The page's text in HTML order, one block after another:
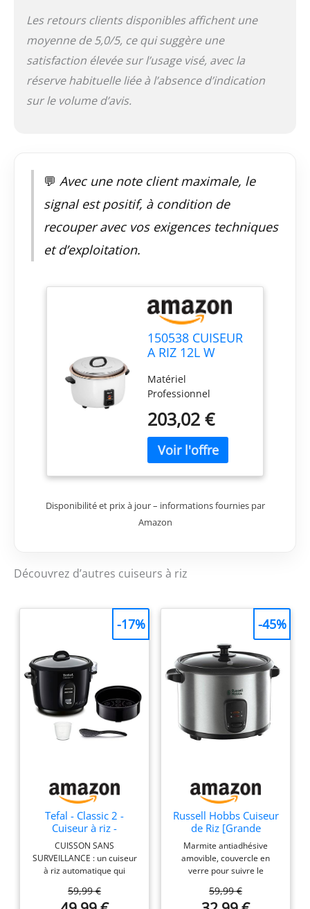
Les retours clients disponibles affichent une
moyenne de 5,0/5, ce qui suggère une
satisfaction élevée sur l’usage visé, avec la
réserve habituelle liée à l’absence d’indication
sur le volume d’avis.
💬 Avec une note client maximale, le
signal est positif, à condition de
recouper avec vos exigences techniques
et d’exploitation.
150538 CUISEUR
A RIZ 12L W
Matériel
Professionnel
203,02 €
Disponibilité et prix à jour – informations fournies par
Amazon
Découvrez d’autres cuiseurs à riz
Tefal - Classic 2 -
Cuiseur à riz -
Antiadhésif - 3 L - Noir
CUISSON SANS
SURVEILLANCE : un cuiseur
à riz automatique qui
surveillance d'obtenir un riz
59,99 €
-17%
Russell Hobbs Cuiseur
de Riz [Grande
Capacité] Inox (1,8L,
10 portions, cuillère à
riz & Dosette incl.,
Arrêt & Maintien au
Chaud Auto,Idéal aussi
pour légumes/poisson
Marmite antiadhésive
amovible, couvercle en
verre pour suivre le
Capacité de 1,8 l pour cuire
59,99 €
-45%